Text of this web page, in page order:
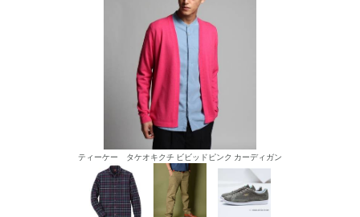
ティーケー タケオキクチ ビビッドピンク カーディガン